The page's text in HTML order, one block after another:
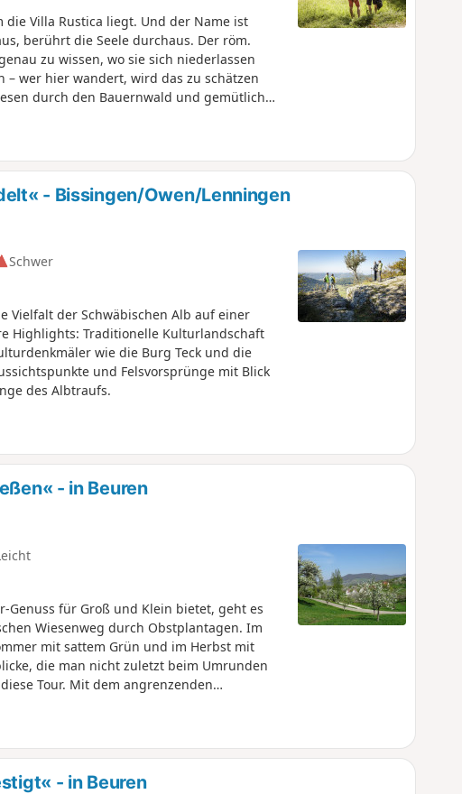
Villa Rustica liegt. Und der Name ist
berührt die Seele durchaus. Der röm.
zu wissen, wo sie sich niederlassen
– wer hier wandert, wird das zu schätzen
durch den Bauernwald und gemütlich
flauschige Alpakas in verschiedenen
geht die Wanderung vorbei an
Bank für Wanderer beherbergt.
Vorbeiziehenden daran zu erinnern, dass
Augenblicke nehmen soll.
- Bissingen/Owen/Lenningen
Schwer
Vielfalt der Schwäbischen Alb auf einer
Highlights: Traditionelle Kulturlandschaft
wie die Burg Teck und die
und Felsvorsprünge mit Blick
des Albtraufs.
- in Beuren
Genuss für Groß und Klein bietet, geht es
Wiesenweg durch Obstplantagen. Im
mit sattem Grün und im Herbst mit
die man nicht zuletzt beim Umrunden
Tour. Mit dem angrenzenden
Burg Hohenneuffen und bei guter
an den zotteligen schottischen
um den Engelberg und das
visuelle Eindrücke genießen kann,
- in Beuren